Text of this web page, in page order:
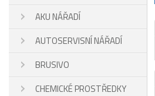
AKU NÁŘADÍ
AUTOSERVISNÍ NÁŘADÍ
BRUSIVO
CHEMICKÉ PROSTŘEDKY